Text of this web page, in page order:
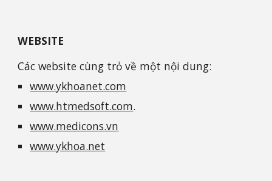
WEBSITE
Các website cùng trỏ về một nội dung:
www.ykhoanet.com
www.htmedsoft.com.
www.medicons.vn
www.ykhoa.net